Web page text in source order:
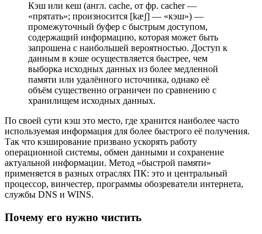
Кэш или кеш (англ. cache, от фр. cacher —
«прятать»; произносится [kæʃ] — «кэш») —
промежуточный буфер с быстрым доступом,
содержащий информацию, которая может быть
запрошена с наибольшей вероятностью. Доступ к
данным в кэше осуществляется быстрее, чем
выборка исходных данных из более медленной
памяти или удалённого источника, однако её
объём существенно ограничен по сравнению с
хранилищем исходных данных.
По своей сути кэш это место, где хранится наиболее часто
используемая информация для более быстрого её получения.
Так что кэширование призвано ускорять работу
операционной системы, обмен данными и сохранение
актуальной информации. Метод «быстрой памяти»
применяется в разных отраслях ПК: это и центральный
процессор, винчестер, программы обозреватели интернета,
службы DNS и WINS.
Почему его нужно чистить